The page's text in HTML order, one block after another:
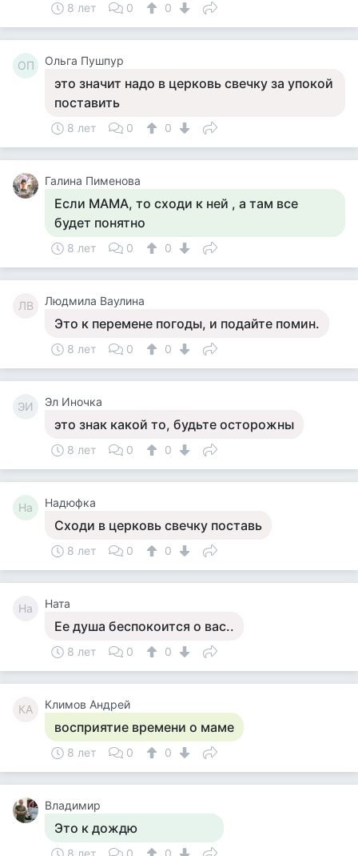
8 лет 0 0
ОП Ольга Пушпур
это значит надо в церковь свечку за упокой
поставить
8 лет 0 0
Галина Пименова
Если МАМА, то сходи к ней , а там все
будет понятно
8 лет 0 0
ЛВ Людмила Ваулина
Это к перемене погоды, и подайте помин.
8 лет 0 0
ЭИ Эл Иночка
это знак какой то, будьте осторожны
8 лет 0 0
На Надюфка
Сходи в церковь свечку поставь
8 лет 0 0
На Ната
Ее душа беспокоится о вас..
8 лет 0 0
КА Климов Андрей
восприятие времени о маме
8 лет 0 0
Владимир
Это к дождю
8 лет 0 0